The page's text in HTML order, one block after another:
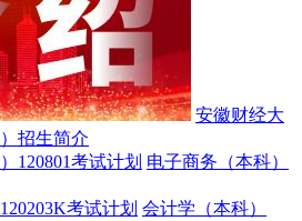
安徽财经大
招生简介
电子商务（本科）
会计学（本科）